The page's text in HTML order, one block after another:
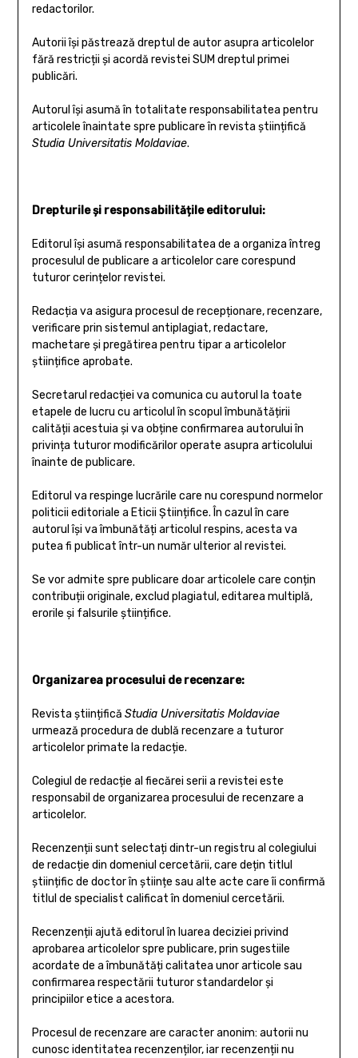
redactorilor.
Autorii își păstrează dreptul de autor asupra articolelor
fără restricții și acordă revistei SUM dreptul primei
publicări.
Autorul își asumă în totalitate responsabilitatea pentru
articolele înaintate spre publicare în revista științifică
Studia Universitatis Moldaviae.
Drepturile și responsabilitățile editorului:
Editorul își asumă responsabilitatea de a organiza întreg
procesulul de publicare a articolelor care corespund
tuturor cerințelor revistei.
Redacția va asigura procesul de recepționare, recenzare,
verificare prin sistemul antiplagiat, redactare,
machetare și pregătirea pentru tipar a articolelor
științifice aprobate.
Secretarul redacției va comunica cu autorul la toate
etapele de lucru cu articolul în scopul îmbunătățirii
calității acestuia și va obține confirmarea autorului în
privința tuturor modificărilor operate asupra articolului
înainte de publicare.
Editorul va respinge lucrările care nu corespund normelor
politicii editoriale a Eticii Științifice. În cazul în care
autorul își va îmbunătăți articolul respins, acesta va
putea fi publicat într-un număr ulterior al revistei.
Se vor admite spre publicare doar articolele care conțin
contribuții originale, exclud plagiatul, editarea multiplă,
erorile și falsurile științifice.
Organizarea procesului de recenzare:
Revista științifică Studia Universitatis Moldaviae
urmează procedura de dublă recenzare a tuturor
articolelor primate la redacție.
Colegiul de redacție al fiecărei serii a revistei este
responsabil de organizarea procesului de recenzare a
articolelor.
Recenzenții sunt selectați dintr-un registru al colegiului
de redacție din domeniul cercetării, care dețin titlul
științific de doctor în științe sau alte acte care îi confirmă
titlul de specialist calificat în domeniul cercetării.
Recenzenții ajută editorul în luarea deciziei privind
aprobarea articolelor spre publicare, prin sugestiile
acordate de a îmbunătăți calitatea unor articole sau
confirmarea respectării tuturor standardelor și
principiilor etice a acestora.
Procesul de recenzare are caracter anonim: autorii nu
cunosc identitatea recenzenților, iar recenzenții nu